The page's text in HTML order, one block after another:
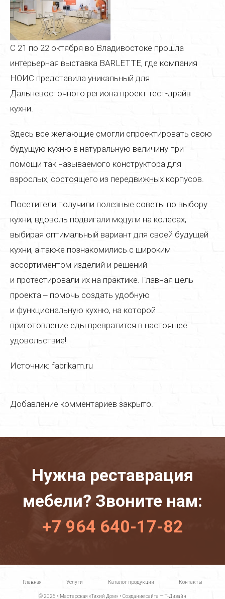
Реставрация кухонной мебели
Реставрация старой мебели
Реставрация мягкой мебели
Реставрация деревянной мебели
Реставрация пианино
Реставрация часов
Цены
Контакты
С 21 по 22 октября во Владивостоке прошла
интерьерная выставка BARLETTE, где компания
НОИС представила уникальный для
Дальневосточного региона проект тест-драйв
кухни.
Здесь все желающие смогли спроектировать свою
будущую кухню в натуральную величину при
помощи так называемого конструктора для
взрослых, состоящего из передвижных корпусов.
Посетители получили полезные советы по выбору
кухни, вдоволь подвигали модули на колесах,
выбирая оптимальный вариант для своей будущей
кухни, а также познакомились с широким
ассортиментом изделий и решений
и протестировали их на практике. Главная цель
проекта ‒ помочь создать удобную
и функциональную кухню, на которой
приготовление еды превратится в настоящее
удовольствие!
Источник: fabrikam.ru
Добавление комментариев закрыто.
Нужна реставрация
мебели? Звоните нам:
+7 964 640-17-82
Главная Услуги Каталог продукции Контакты
© 2026 • Мастерская «Тихий Дом» • Создание сайта — Т-Дизайн